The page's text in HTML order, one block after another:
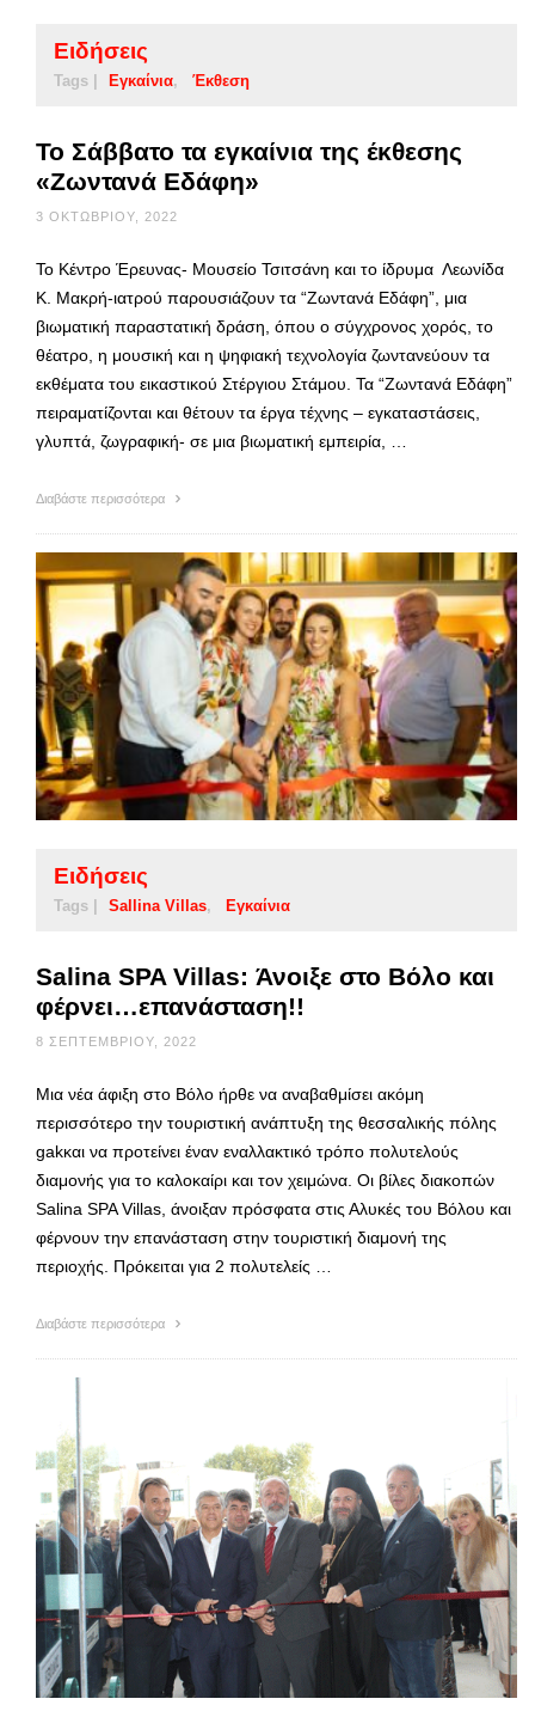
Ειδήσεις
Tags | Εγκαίνια Έκθεση
Το Σάββατο τα εγκαίνια της έκθεσης
«Ζωντανά Εδάφη»
3 ΟΚΤΩΒΡΊΟΥ, 2022
Το Κέντρο Έρευνας- Μουσείο Τσιτσάνη και το ίδρυμα Λεωνίδα
Κ. Μακρή-ιατρού παρουσιάζουν τα “Ζωντανά Εδάφη”, μια
βιωματική παραστατική δράση, όπου ο σύγχρονος χορός, το
θέατρο, η μουσική και η ψηφιακή τεχνολογία ζωντανεύουν τα
εκθέματα του εικαστικού Στέργιου Στάμου. Τα “Ζωντανά Εδάφη”
πειραματίζονται και θέτουν τα έργα τέχνης – εγκαταστάσεις,
γλυπτά, ζωγραφική- σε μια βιωματική εμπειρία, …
Διαβάστε περισσότερα
Ειδήσεις
Tags | Sallina Villas Εγκαίνια
Salina SPA Villas: Άνοιξε στο Βόλο και
φέρνει…επανάσταση!!
8 ΣΕΠΤΕΜΒΡΊΟΥ, 2022
Μια νέα άφιξη στο Βόλο ήρθε να αναβαθμίσει ακόμη
περισσότερο την τουριστική ανάπτυξη της θεσσαλικής πόλης
gakκαι να προτείνει έναν εναλλακτικό τρόπο πολυτελούς
διαμονής για το καλοκαίρι και τον χειμώνα. Οι βίλες διακοπών
Salina SPA Villas, άνοιξαν πρόσφατα στις Αλυκές του Βόλου και
φέρνουν την επανάσταση στην τουριστική διαμονή της
περιοχής. Πρόκειται για 2 πολυτελείς …
Διαβάστε περισσότερα